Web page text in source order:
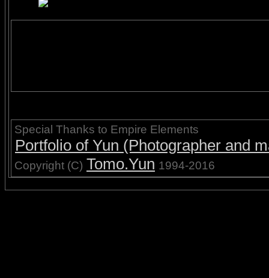
Special Thanks to Empire Elements
Portfolio of Yun (Photographer and
Copyright (C) Tomo.Yun 1994-2016